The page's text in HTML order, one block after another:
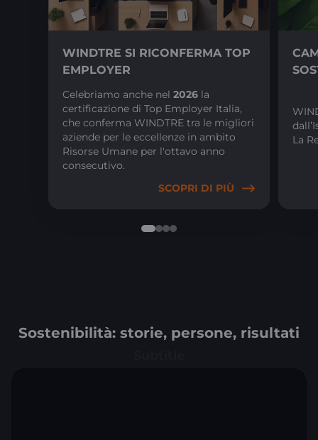
WINDTRE SI RICONFERMA TOP
EMPLOYER
Celebriamo anche nel ​2026 la
certificazione di Top Employer Italia,
che conferma WINDTRE tra le migliori
aziende per le eccellenze in ambito
Risorse Umane per l'ottavo anno
consecutivo.
SCOPRI DI PIÙ
La
Sostenibilità: storie, persone, risultati